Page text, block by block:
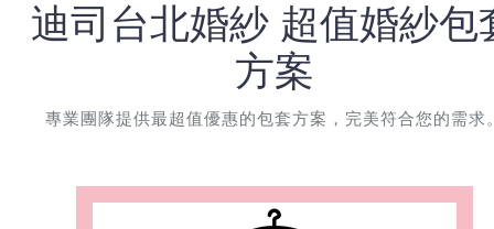
迪司台北婚紗 超值婚紗包
方案
專業團隊提供最超值優惠的包套方案，完美符合您的需求